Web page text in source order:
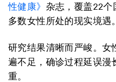
性健康》 杂志，覆盖22个
多数女性所处的现实境遇。
研究结果清晰而严峻。女
遍不足，确诊过程延误漫
重。